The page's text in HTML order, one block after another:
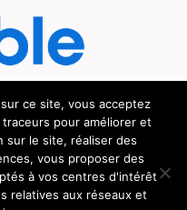
de la cuisine.
ce site, vous acceptez
pour améliorer et
sur le site, réaliser des
vous proposer des
à vos centres d'intérêt
relatives aux réseaux et